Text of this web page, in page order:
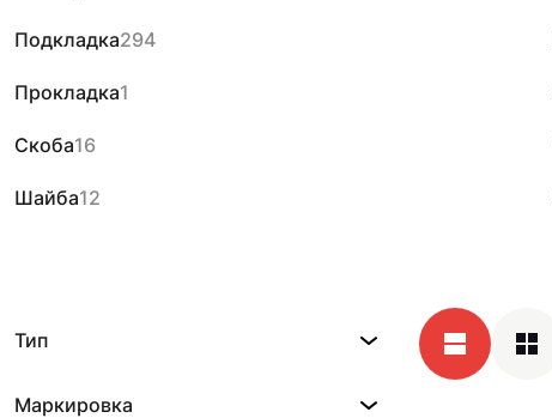
Подкладка294
Прокладка1
Скоба16
Шайба12
Тип
Маркировка